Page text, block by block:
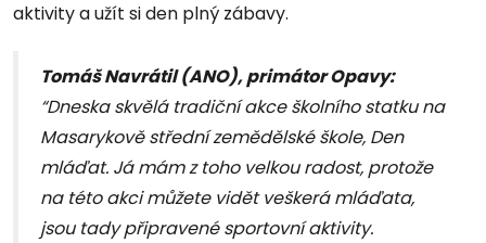
aktivity a užít si den plný zábavy.
Tomáš Navrátil (ANO), primátor Opavy:
“Dneska skvělá tradiční akce školního statku na
Masarykově střední zemědělské škole, Den
mláďat. Já mám z toho velkou radost, protože
na této akci můžete vidět veškerá mláďata,
jsou tady připravené sportovní aktivity.